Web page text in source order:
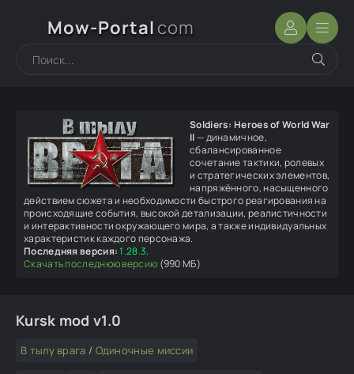
Mow-Portal com
Soldiers: Heroes of World War
II— динамичное,
сбалансированное
сочетание тактики, ролевых
и стратегических элементов,
напряжённого, насыщенного
действием сюжета и необходимости быстрого реагирования на
происходящие события, высокой детализации, реалистичности
и интерактивности окружающего мира, а также индивидуальных
характеристик каждого персонажа.
Последняя версия:1.28.3.
Скачать последнюю версию (990 МБ)
Kursk mod v1.0
В тылу врага / Одиночные миссии